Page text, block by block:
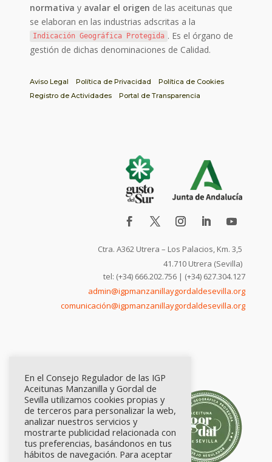
normativa y avalar el origen de las aceitunas que
se elaboran en las industrias adscritas a la
Indicación Geográfica Protegida . Es el órgano de
gestión de dichas denominaciones de Calidad.
Aviso Legal Política de Privacidad
Política de Cookies
Registro de Actividades
Portal de Transparencia
Ctra. A362 Utrera – Los Palacios, Km. 3,5
41.710 Utrera (Sevilla)
tel: (+34) 666.202.756 | (+34) 627.304.127
admin@igpmanzanillaygordaldesevilla.org
comunicación@igpmanzanillaygordaldesevilla.org
En el Consejo Regulador de las IGP
Aceitunas Manzanilla y Gordal de
Sevilla utilizamos cookies propias y
de terceros para personalizar la web,
analizar nuestros servicios y
mostrarte publicidad relacionada con
tus preferencias, basándonos en tus
hábitos de navegación. Para aceptar